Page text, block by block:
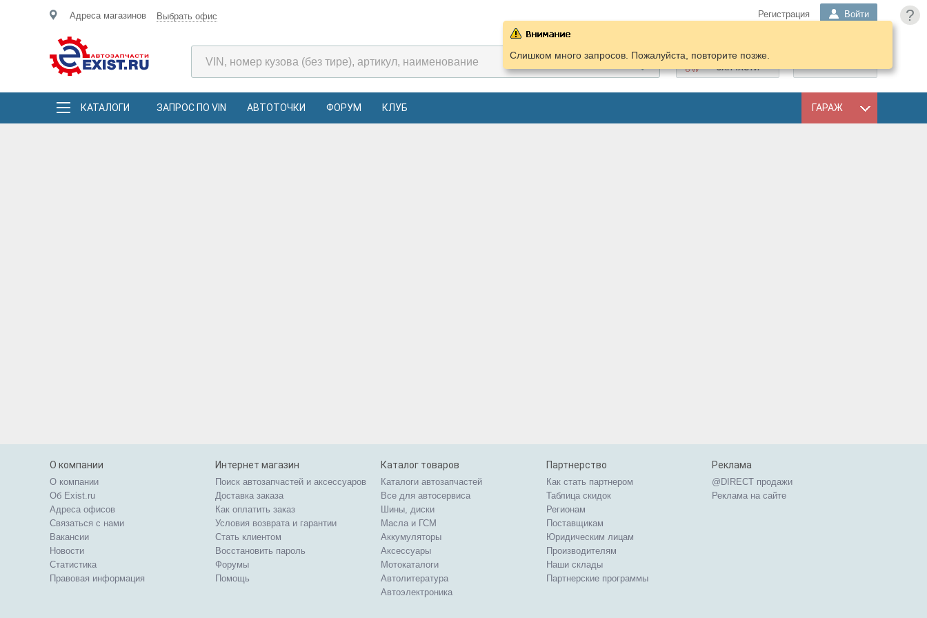
?
Адреса магазинов Выбрать офис Регистрация Войти
ПОДОБРАТЬ
ЗАПЧАСТИ
КАТАЛОГИ ЗАПРОС ПО VIN АВТОТОЧКИ ФОРУМ КЛУБ ГАРАЖ
Слишком много запросов. Пожалуйста, повторите позже.
О компании
О компании
Об Exist.ru
Адреса офисов
Связаться с нами
Вакансии
Новости
Статистика
Правовая информация
Интернет магазин
Поиск автозапчастей и аксессуаров
Доставка заказа
Как оплатить заказ
Условия возврата и гарантии
Стать клиентом
Восстановить пароль
Форумы
Помощь
Каталог товаров
Каталоги автозапчастей
Все для автосервиса
Шины, диски
Масла и ГСМ
Аккумуляторы
Аксессуары
Мотокаталоги
Автолитература
Автоэлектроника
Партнерство
Как стать партнером
Таблица скидок
Регионам
Поставщикам
Юридическим лицам
Производителям
Наши склады
Партнерские программы
Реклама
@DIRECT продажи
Реклама на сайте